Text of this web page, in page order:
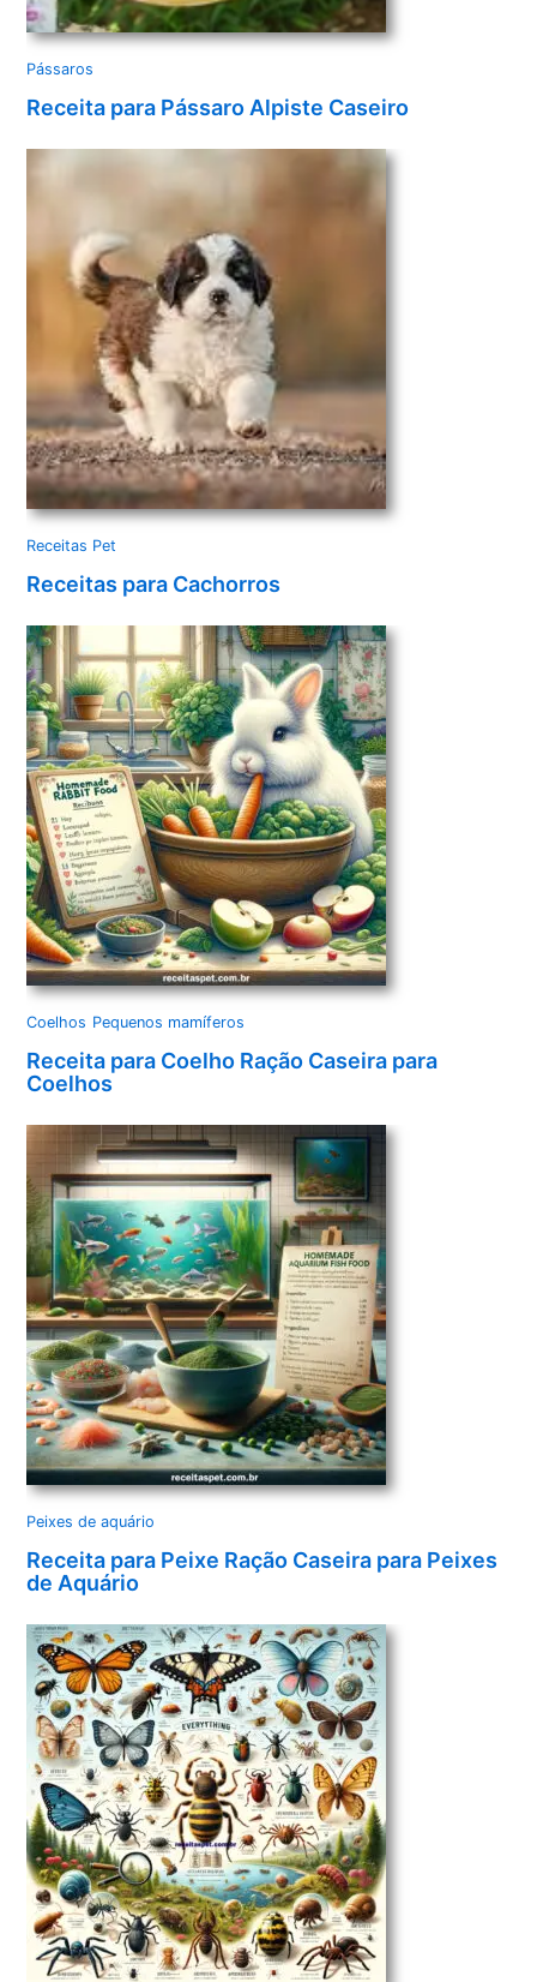
Pássaros
Receita para Pássaro Alpiste Caseiro
Receitas Pet
Receitas para Cachorros
Coelhos Pequenos mamíferos
Receita para Coelho Ração Caseira para
Coelhos
Peixes de aquário
Receita para Peixe Ração Caseira para Peixes
de Aquário